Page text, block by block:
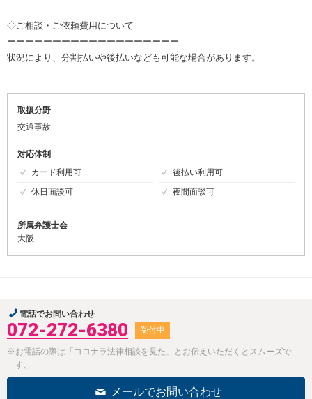
◇ご相談・ご依頼費用について
ーーーーーーーーーーーーーーーーーーー
状況により、分割払いや後払いなども可能な場合があります。
取扱分野
交通事故
対応体制
カード利用可
後払い利用可
休日面談可
夜間面談可
所属弁護士会
大阪
電話でお問い合わせ
072-272-6380 受付中
※お電話の際は「ココナラ法律相談を見た」とお伝えいただくとスムーズで
す。
メールでお問い合わせ